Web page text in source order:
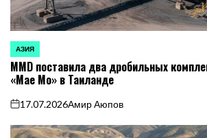
ОПУБЛИКОВАНО
В
АЗИЯ
MMD поставила два дробильных
«Мае Мо» в Таиланде
on
17.07.2026Амир Аюпов